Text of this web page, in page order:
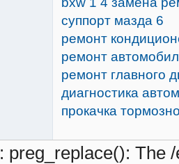
суппорт мазда 6
ремонт
ремонт
ремонт главного
диагностика
прокачка
: preg_replace(): The